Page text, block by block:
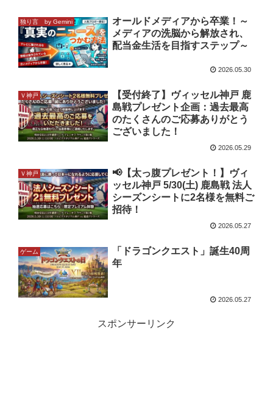
独り言 by Gemini
オールドメディアから卒業！～
メディアの洗脳から解放され、
配当金生活を目指すステップ～
2026.05.30
Ｖ神戸
【受付終了】ヴィッセル神戸 鹿
島戦プレゼント企画：過去最高
のたくさんのご応募ありがとう
ございました！
2026.05.29
Ｖ神戸
📢【太っ腹プレゼント！】ヴィ
ッセル神戸 5/30(土) 鹿島戦 法人
シーズンシートに2名様を無料ご
招待！
2026.05.27
ゲーム
「ドラゴンクエスト」誕生40周
年
2026.05.27
スポンサーリンク